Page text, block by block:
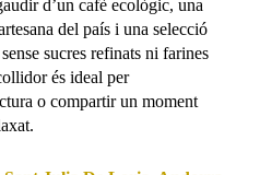
d’un cafè ecològic, una
del país i una selecció
sucres refinats ni farines
és ideal per
o compartir un moment